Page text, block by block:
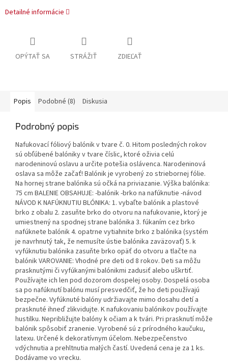
Detailné informácie
OPÝTAŤ SA STRÁŽIŤ ZDIEĽAŤ
Popis Podobné (8) Diskusia
Podrobný popis
Nafukovací fóliový balónik v tvare č. 0. Hitom posledných rokov
sú obľúbené balóniky v tvare číslic, ktoré oživia celú
narodeninovú oslavu a určite potešia oslávenca. Narodeninová
oslava sa môže začať! Balónik je vyrobený zo striebornej fólie.
Na hornej strane balónika sú očká na priviazanie. Výška balónika:
75 cm BALENIE OBSAHUJE: -balónik -brko na nafúknutie -návod
NÁVOD K NAFÚKNUTIU BLÓNIKA: 1. vybaľte balónik a plastové
brko z obalu 2. zasuňte brko do otvoru na nafukovanie, ktorý je
umiestnený na spodnej strane balónika 3. fúkaním cez brko
nafúknete balónik 4. opatrne vytiahnite brko z balónika (systém
je navrhnutý tak, že nemusíte ústie balónika zaväzovať) 5. k
vyfúknutiu balónika zasuňte brko opäť do otvoru a tlačte na
balónik VAROVANIE: Vhodné pre deti od 8 rokov. Deti sa môžu
prasknutými či vyfúkanými balónikmi zadusiť alebo uškrtiť.
Používajte ich len pod dozorom dospelej osoby. Dospelá osoba
sa po nafúknutí balónu musí presvedčiť, že ho deti používajú
bezpečne. Vyfúknuté balóny udržiavajte mimo dosahu detí a
prasknuté ihneď zlikvidujte. K nafukovaniu balónikov používajte
hustilku. Nepribližujte balóny k očiam a k tvári. Pri prasknutí môže
balónik spôsobiť zranenie. Vyrobené sú z prírodného kaučuku,
latexu. Určené k dekoratívnym účelom. Nebezpečenstvo
vdýchnutia a prehltnutia malých častí. Uvedená cena je za 1 ks.
Dodávame vo vrecku.